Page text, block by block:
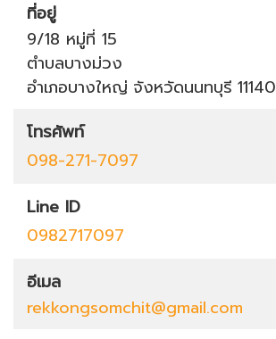
ที่อยู่
9/18 หมู่ที่ 15
ตำบลบางม่วง
อำเภอบางใหญ่ จังหวัดนนทบุรี 11140
โทรศัพท์
098-271-7097
Line ID
0982717097
อีเมล
rekkongsomchit@gmail.com